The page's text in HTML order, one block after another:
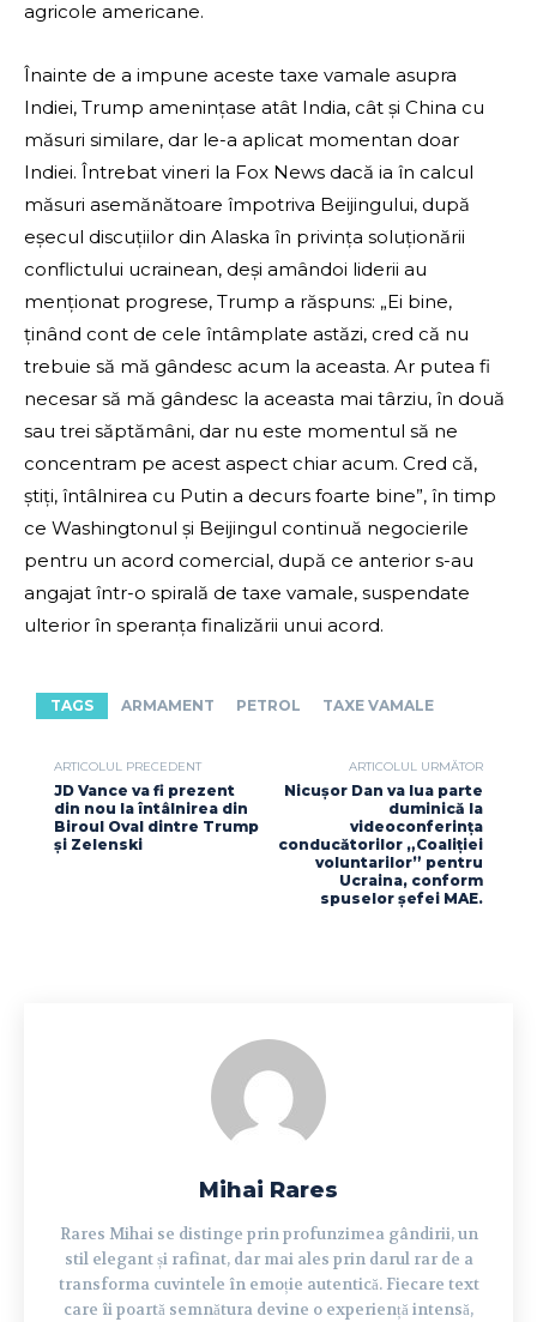
agricole americane.
Înainte de a impune aceste taxe vamale asupra
Indiei, Trump amenințase atât India, cât și China cu
măsuri similare, dar le-a aplicat momentan doar
Indiei. Întrebat vineri la Fox News dacă ia în calcul
măsuri asemănătoare împotriva Beijingului, după
eșecul discuțiilor din Alaska în privința soluționării
conflictului ucrainean, deși amândoi liderii au
menționat progrese, Trump a răspuns: „Ei bine,
ținând cont de cele întâmplate astăzi, cred că nu
trebuie să mă gândesc acum la aceasta. Ar putea fi
necesar să mă gândesc la aceasta mai târziu, în două
sau trei săptămâni, dar nu este momentul să ne
concentram pe acest aspect chiar acum. Cred că,
știți, întâlnirea cu Putin a decurs foarte bine”, în timp
ce Washingtonul și Beijingul continuă negocierile
pentru un acord comercial, după ce anterior s-au
angajat într-o spirală de taxe vamale, suspendate
ulterior în speranța finalizării unui acord.
TAGS ARMAMENT PETROL TAXE VAMALE
ARTICOLUL PRECEDENT
JD Vance va fi prezent
din nou la întâlnirea din
Biroul Oval dintre Trump
și Zelenski
ARTICOLUL URMĂTOR
Nicuşor Dan va lua parte
duminică la
videoconferința
conducătorilor „Coaliției
voluntarilor” pentru
Ucraina, conform
spuselor șefei MAE.
Mihai Rares
Rares Mihai se distinge prin profunzimea gândirii, un
stil elegant și rafinat, dar mai ales prin darul rar de a
transforma cuvintele în emoție autentică. Fiecare text
care îi poartă semnătura devine o experiență intensă,